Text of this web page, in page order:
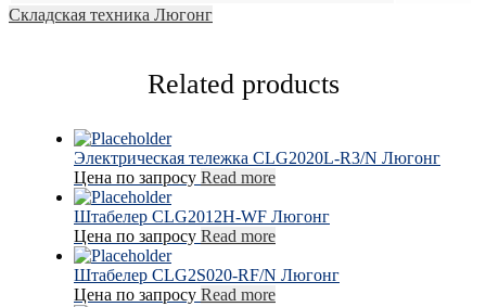
Складская техника Люгонг
Related products
Электрическая тележка CLG2020L-R3/N Люгонг
Цена по запросу Read more
Штабелер CLG2012H-WF Люгонг
Цена по запросу Read more
Штабелер CLG2S020-RF/N Люгонг
Цена по запросу Read more